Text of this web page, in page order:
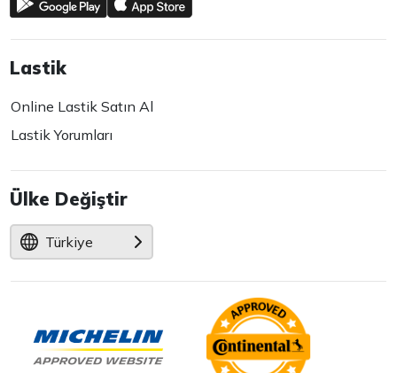
Lastik
Online Lastik Satın Al
Lastik Yorumları
Ülke Değiştir
Türkiye